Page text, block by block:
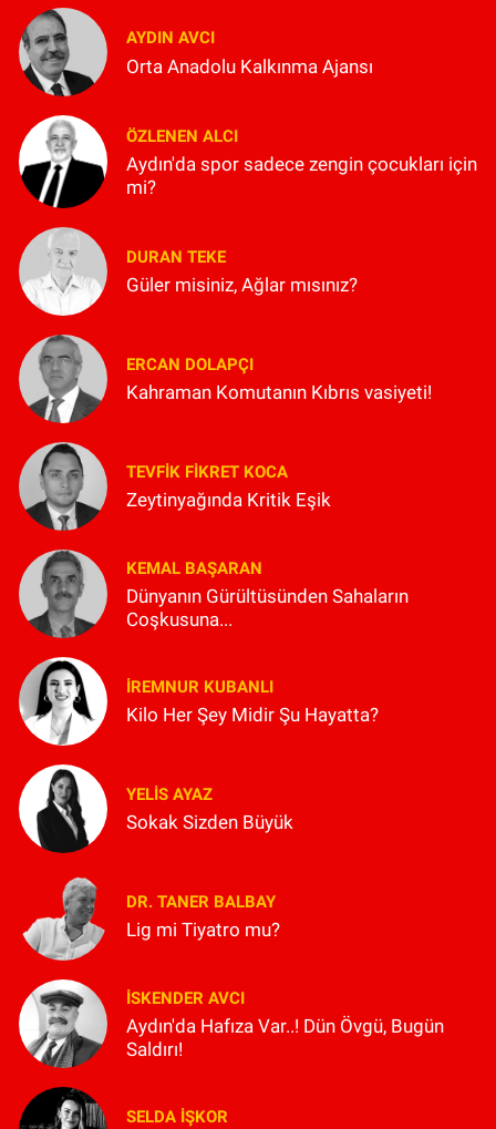
AYDIN AVCI
Orta Anadolu Kalkınma Ajansı
ÖZLENEN ALCI
Aydın'da spor sadece zengin çocukları için
mi?
DURAN TEKE
Güler misiniz, Ağlar mısınız?
ERCAN DOLAPÇI
Kahraman Komutanın Kıbrıs vasiyeti!
TEVFIK FIKRET KOCA
Zeytinyağında Kritik Eşik
KEMAL BAŞARAN
Dünyanın Gürültüsünden Sahaların
Coşkusuna...
İREMNUR KUBANLI
Kilo Her Şey Midir Şu Hayatta?
YELIS AYAZ
Sokak Sizden Büyük
DR. TANER BALBAY
Lig mi Tiyatro mu?
İSKENDER AVCI
Aydın'da Hafıza Var..! Dün Övgü, Bugün
Saldırı!
SELDA İŞKOR